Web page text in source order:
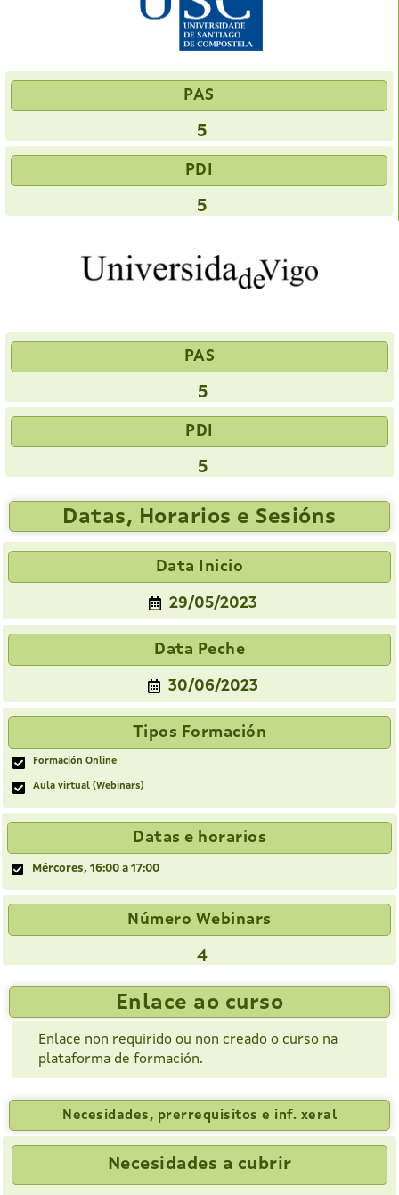
PAS
5
PDI
5
PAS
5
PDI
5
Datas, Horarios e Sesións
Data Inicio
29/05/2023
Data Peche
30/06/2023
Tipos Formación
Formación Online
Aula virtual (Webinars)
Datas e horarios
Mércores, 16:00 a 17:00
Número Webinars
4
Enlace ao curso
Enlace non requirido ou non creado o curso na
plataforma de formación.
Necesidades, prerrequisitos e inf. xeral
Necesidades a cubrir